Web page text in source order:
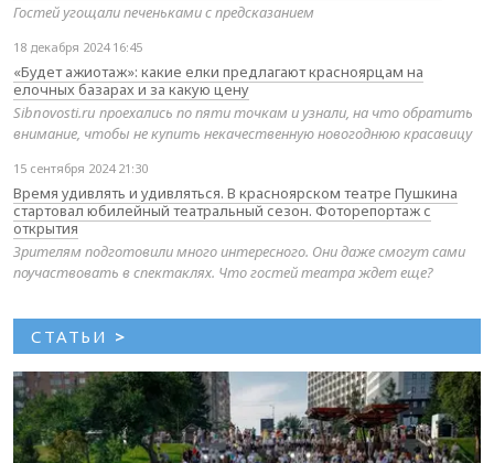
Гостей угощали печеньками с предсказанием
18 декабря 2024 16:45
«Будет ажиотаж»: какие елки предлагают красноярцам на
елочных базарах и за какую цену
Sibnovosti.ru проехались по пяти точкам и узнали, на что обратить
внимание, чтобы не купить некачественную новогоднюю красавицу
15 сентября 2024 21:30
Время удивлять и удивляться. В красноярском театре Пушкина
стартовал юбилейный театральный сезон. Фоторепортаж с
открытия
Зрителям подготовили много интересного. Они даже смогут сами
поучаствовать в спектаклях. Что гостей театра ждет еще?
СТАТЬИ >